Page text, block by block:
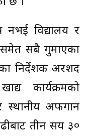
नभई विद्यालय र
सबै गुमाएका
निर्देशक अरशद
कार्यक्रमको
स्थानीय अफगान
तीन सय ३०